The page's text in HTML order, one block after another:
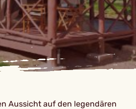
Aussicht auf den legendären